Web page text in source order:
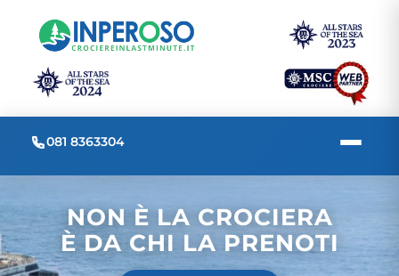
081 8363304
NON È LA CROCIERA
È DA CHI LA PRENOTI